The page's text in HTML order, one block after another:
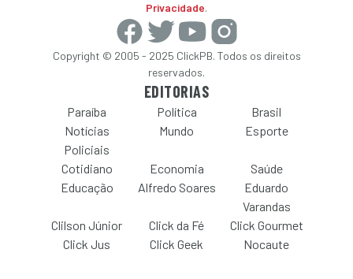
Privacidade.
Copyright © 2005 - 2025 ClickPB. Todos os direitos
reservados.
EDITORIAS
Paraíba Política
Brasil
Notícias
Policiais
Mundo Esporte
Cotidiano Economia
Saúde
Educação
Alfredo Soares
Eduardo
Varandas
Clilson Júnior
Click da Fé
Click Gourmet
Click Jus
Click Geek Nocaute